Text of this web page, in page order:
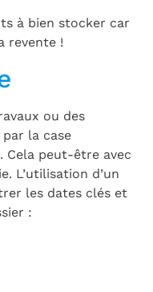
à bien stocker car
revente !
ou des
la case
Cela peut-être avec
L’utilisation d’un
les dates clés et
: